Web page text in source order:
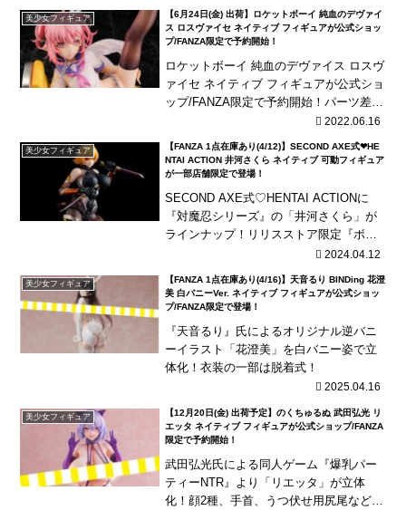
美少女フィギュア
【6月24日(金) 出荷】ロケットボーイ 純血のデヴァイ
ス ロスヴァイセ ネイティブ フィギュアが公式ショッ
プ/FANZA限定で予約開始！
ロケットボーイ 純血のデヴァイス ロスヴ
ァイセ ネイティブ フィギュアが公式ショ
ップ/FANZA限定で予約開始！パーツ差し
2022.06.16
美少女フィギュア
【FANZA 1点在庫あり(4/12)】SECOND AXE式❤HE
NTAI ACTION 井河さくら ネイティブ 可動フィギュア
が一部店舗限定で登場！
SECOND AXE式♡HENTAI ACTIONに
『対魔忍シリーズ』の「井河さくら」が
ラインナップ！リリスストア限定『ボテ
腹』パーツに鼻フックなども付いたオプ
2024.04.12
美少女フィギュア
【FANZA 1点在庫あり(4/16)】天音るり BINDing 花澄
美 白バニーVer. ネイティブ フィギュアが公式ショッ
プ/FANZA限定で登場！
『天音るり』氏によるオリジナル逆バニ
ーイラスト「花澄美」を白バニー姿で立
体化！衣装の一部は脱着式！
2025.04.16
美少女フィギュア
【12月20日(金) 出荷予定】のくちゅるぬ 武田弘光 リ
エッタ ネイティブ フィギュアが公式ショップ/FANZA
限定で予約開始！
武田弘光氏による同人ゲーム『爆乳パー
ティーNTR』より「リエッタ」が立体
化！顔2種、手首、うつ伏せ用尻尾などの